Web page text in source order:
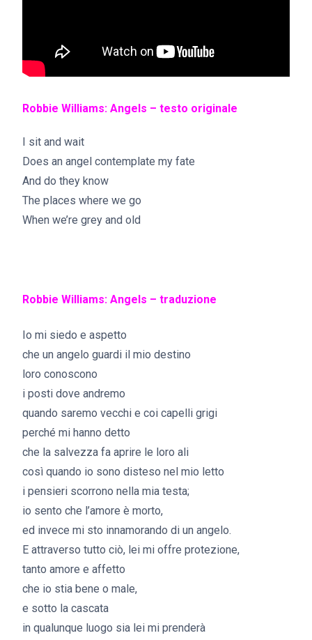
Robbie Williams: Angels – testo originale
I sit and wait
Does an angel contemplate my fate
And do they know
The places where we go
When we’re grey and old
Robbie Williams: Angels – traduzione
Io mi siedo e aspetto
che un angelo guardi il mio destino
loro conoscono
i posti dove andremo
quando saremo vecchi e coi capelli grigi
perché mi hanno detto
che la salvezza fa aprire le loro ali
così quando io sono disteso nel mio letto
i pensieri scorrono nella mia testa;
io sento che l’amore è morto,
ed invece mi sto innamorando di un angelo.
E attraverso tutto ciò, lei mi offre protezione,
tanto amore e affetto
che io stia bene o male,
e sotto la cascata
in qualunque luogo sia lei mi prenderà